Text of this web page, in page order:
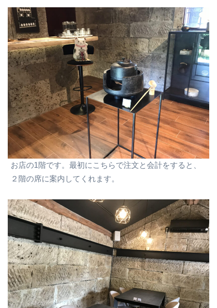
お店の1階です。最初にこちらで注文と会計をすると、
２ 階の席に案内してくれます。